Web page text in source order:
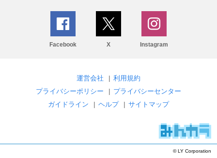
Facebook X Instagram
運営会社 | 利用規約
プライバシーポリシー
| プライバシーセンター
ガイドライン
| ヘルプ | サイトマップ
© LY Corporation